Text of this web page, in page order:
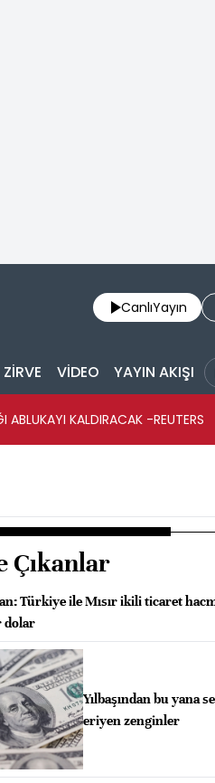
CanlıYayın
ZİRVE VİDEO YAYIN AKIŞI
KALDIRACAK -REUTERS
Çıkanlar
Türkiye ile Mısır ikili ticaret
dolar
Yılbaşından bu yana
eriyen zenginler